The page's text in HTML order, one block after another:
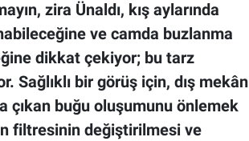
zira Ünaldı, kış aylarında
ve camda buzlanma
dikkat çekiyor; bu tarz
Sağlıklı bir görüş için, dış mekân
çıkan buğu oluşumunu önlemek
filtresinin değiştirilmesi ve